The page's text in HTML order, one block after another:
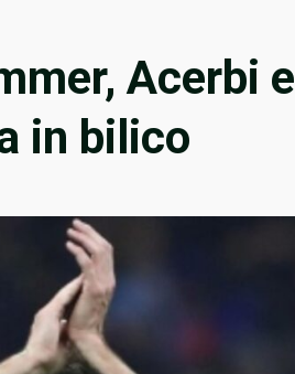
Acerbi e
in bilico